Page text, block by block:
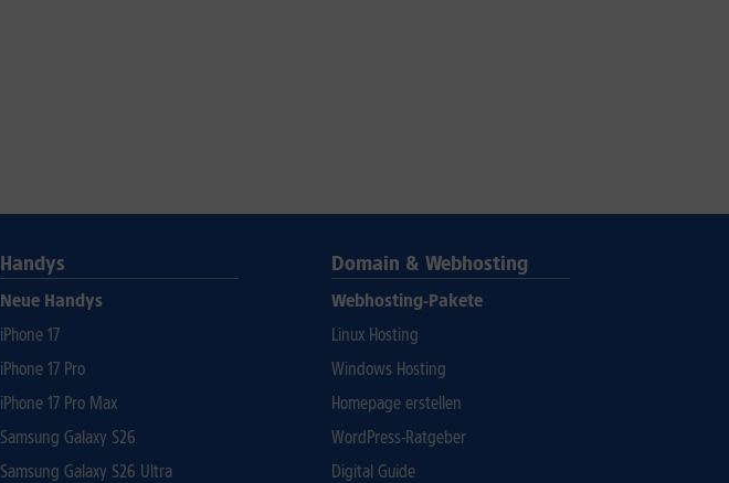
Handys
Neue Handys
iPhone 17
iPhone 17 Pro
iPhone 17 Pro Max
Samsung Galaxy S26
Samsung Galaxy S26 Ultra
Domain & Webhosting
Webhosting-Pakete
Linux Hosting
Windows Hosting
Homepage erstellen
WordPress-Ratgeber
Digital Guide